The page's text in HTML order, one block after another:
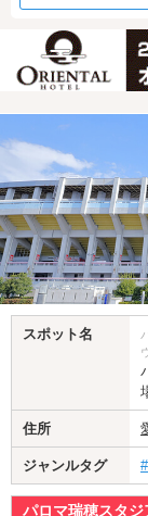
スポット名
住所
ジャンルタグ
パロマ瑞穂スタ